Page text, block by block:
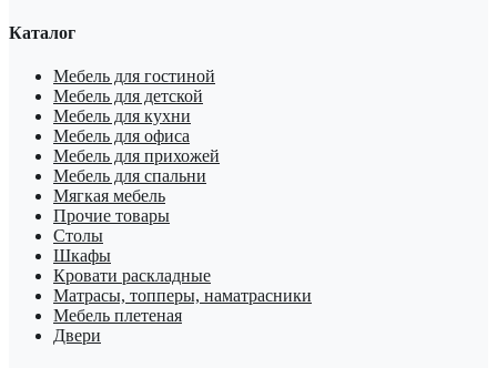
Каталог
Мебель для гостиной
Мебель для детской
Мебель для кухни
Мебель для офиса
Мебель для прихожей
Мебель для спальни
Мягкая мебель
Прочие товары
Столы
Шкафы
Кровати раскладные
Матрасы, топперы, наматрасники
Мебель плетеная
Двери